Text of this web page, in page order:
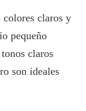
colores claros y
pequeño
claros
son ideales